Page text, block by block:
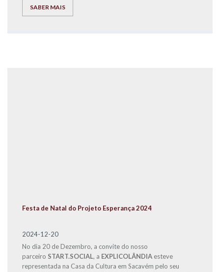
SABER MAIS
Festa de Natal do Projeto Esperança 2024
2024-12-20
No dia 20 de Dezembro, a convite do nosso
parceiro START.SOCIAL, a EXPLICOLÂNDIA esteve
representada na Casa da Cultura em Sacavém pelo seu